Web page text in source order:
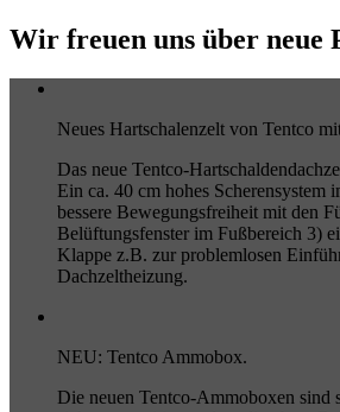
Wir freuen uns über neue
Neues Hartschalenzelt von Tentco
Das neue Tentco-
Ein ca. 40 cm hohes Scherensystem
bessere Bewegungsfreiheit mit den
Belüftungsfenster im Fußbereich 3)
Klappe z.B. zur problemlosen
Dachzeltheizung.
NEU: Tentco Ammobox.
Die neuen Tentco-Ammoboxen sind